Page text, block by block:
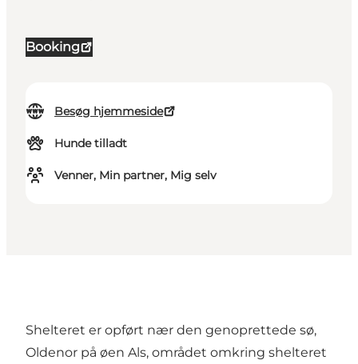
Booking
Besøg hjemmeside
Hunde tilladt
Venner, Min partner, Mig selv
Shelteret er opført nær den genoprettede sø,
Oldenor på øen Als, området omkring shelteret